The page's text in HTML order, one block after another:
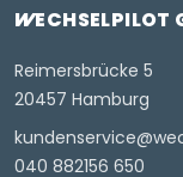
WECHSELPILOT
Reimersbrücke 5
20457 Hamburg
040 882156 650